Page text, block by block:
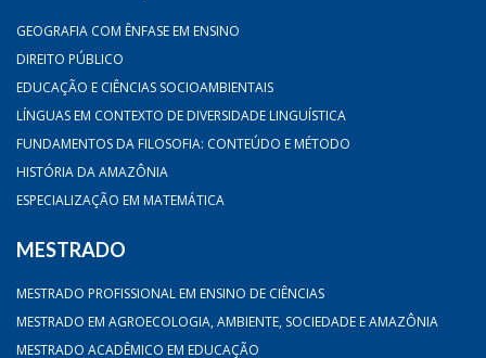
GEOGRAFIA COM ÊNFASE EM ENSINO
DIREITO PÚBLICO
EDUCAÇÃO E CIÊNCIAS SOCIOAMBIENTAIS
LÍNGUAS EM CONTEXTO DE DIVERSIDADE LINGUÍSTICA
FUNDAMENTOS DA FILOSOFIA: CONTEÚDO E MÉTODO
HISTÓRIA DA AMAZÔNIA
ESPECIALIZAÇÃO EM MATEMÁTICA
MESTRADO
MESTRADO PROFISSIONAL EM ENSINO DE CIÊNCIAS
MESTRADO EM AGROECOLOGIA, AMBIENTE, SOCIEDADE E AMAZÔNIA
MESTRADO ACADÊMICO EM EDUCAÇÃO